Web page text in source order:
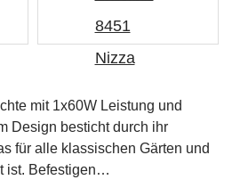
mit 1x60W Leistung und
Design besticht durch ihr
für alle klassischen Gärten und
ist. Befestigen…